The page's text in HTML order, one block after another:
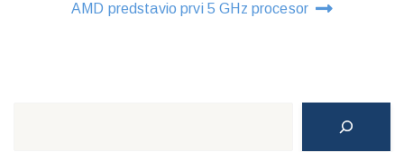
AMD predstavio prvi 5 GHz procesor